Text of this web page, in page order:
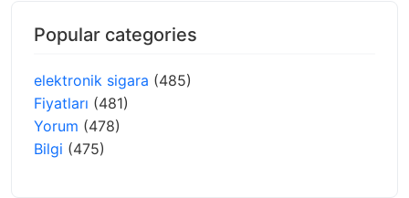
Popular categories
elektronik sigara (485)
Fiyatları (481)
Yorum (478)
Bilgi (475)